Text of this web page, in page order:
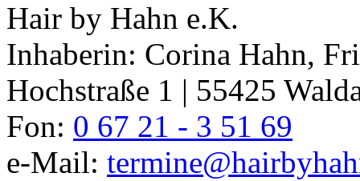
Hair by Hahn e.K.
Inhaberin: Corina Hahn,
Hochstraße 1 | 55425
Fon: 0 67 21 - 3 51 69
e-Mail: